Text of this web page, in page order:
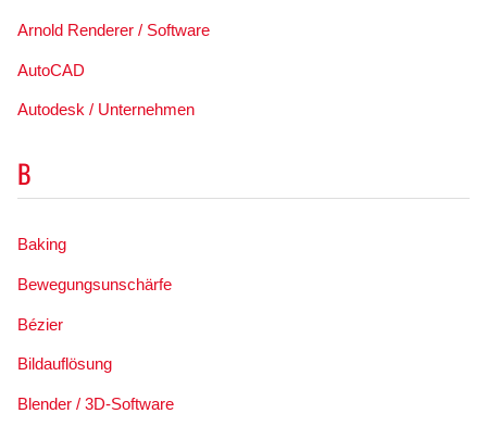
Arnold Renderer / Software
AutoCAD
Autodesk / Unternehmen
B
Baking
Bewegungsunschärfe
Bézier
Bildauflösung
Blender / 3D-Software